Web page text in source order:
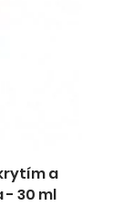
a
- 30 ml